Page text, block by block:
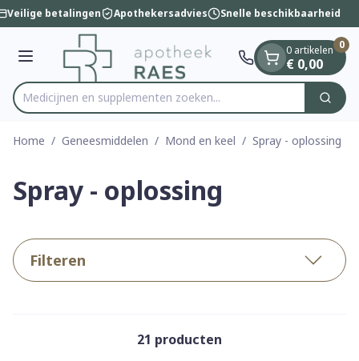
Ga naar de inhoud
1 van 1
Veilige betalingen Apothekersadvies Snelle beschikbaarheid
Menu
Product, merk, categorie...
Medicijnen en supplementen zoeken... Zoek
0 artikelen
€ 0,00
0
Home / Geneesmiddelen / Mond en keel / Spray - oplossing
Spray - oplossing
Filteren
21 producten